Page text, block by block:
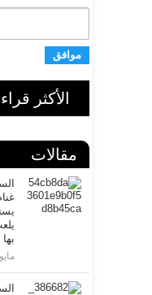
ا
ب
ي
د
ل
ت
الأكثر
مقالات
مايو 27, 2015